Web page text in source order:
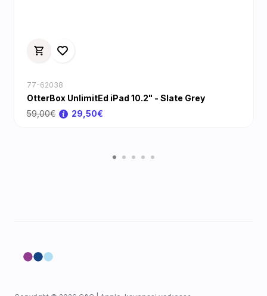
77-62038
OtterBox UnlimitEd iPad 10.2" - Slate Grey
59,00€
29,50€